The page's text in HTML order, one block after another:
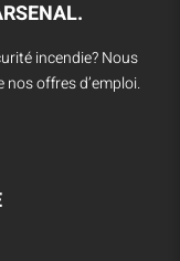
incendie? Nous
offres d’emploi.